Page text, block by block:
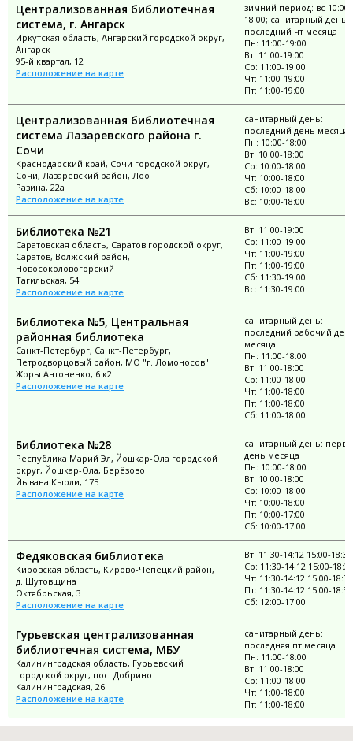
Централизованная библиотечная
система, г. Ангарск
Иркутская область, Ангарский городской округ,
Ангарск
95-й квартал, 12
Расположение на карте
зимний период: вс 10:00-
18:00; санитарный день:
последний чт месяца
Пн: 11:00-19:00
Вт: 11:00-19:00
Ср: 11:00-19:00
Чт: 11:00-19:00
Пт: 11:00-19:00
Централизованная библиотечная
система Лазаревского района г.
Сочи
Краснодарский край, Сочи городской округ,
Сочи, Лазаревский район, Лоо
Разина, 22а
Расположение на карте
санитарный день:
последний день месяца
Пн: 10:00-18:00
Вт: 10:00-18:00
Ср: 10:00-18:00
Чт: 10:00-18:00
Сб: 10:00-18:00
Вс: 10:00-18:00
Библиотека №21
Саратовская область, Саратов городской округ,
Саратов, Волжский район,
Новосоколовогорский
Тагильская, 54
Расположение на карте
Вт: 11:00-19:00
Ср: 11:00-19:00
Чт: 11:00-19:00
Пт: 11:00-19:00
Сб: 11:30-19:00
Вс: 11:30-19:00
Библиотека №5, Центральная
районная библиотека
Санкт-Петербург, Санкт-Петербург,
Петродворцовый район, МО "г. Ломоносов"
Жоры Антоненко, 6 к2
Расположение на карте
санитарный день:
последний рабочий
месяца
Пн: 11:00-18:00
Вт: 11:00-18:00
Ср: 11:00-18:00
Чт: 11:00-18:00
Пт: 11:00-18:00
Сб: 11:00-18:00
Библиотека №28
Республика Марий Эл, Йошкар-Ола городской
округ, Йошкар-Ола, Берёзово
Йывана Кырли, 17Б
Расположение на карте
санитарный день:
день месяца
Пн: 10:00-18:00
Вт: 10:00-18:00
Ср: 10:00-18:00
Чт: 10:00-18:00
Пт: 10:00-17:00
Сб: 10:00-17:00
Федяковская библиотека
Кировская область, Кирово-Чепецкий район,
д. Шутовщина
Октябрьская, 3
Расположение на карте
Вт: 11:30-14:12 15:00-18:30
Ср: 11:30-14:12 15:00-18:30
Чт: 11:30-14:12 15:00-18:30
Пт: 11:30-14:12 15:00-18:30
Сб: 12:00-17:00
Гурьевская централизованная
библиотечная система, МБУ
Калининградская область, Гурьевский
городской округ, пос. Добрино
Калининградская, 26
Расположение на карте
санитарный день:
последняя пт месяца
Пн: 11:00-18:00
Вт: 11:00-18:00
Ср: 11:00-18:00
Чт: 11:00-18:00
Пт: 11:00-18:00